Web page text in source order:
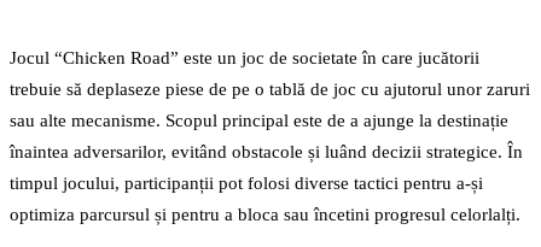
Jocul “Chicken Road” este un joc de societate în care jucătorii
trebuie să deplaseze piese de pe o tablă de joc cu ajutorul unor zaruri
sau alte mecanisme. Scopul principal este de a ajunge la destinație
înaintea adversarilor, evitând obstacole și luând decizii strategice. În
timpul jocului, participanții pot folosi diverse tactici pentru a-și
optimiza parcursul și pentru a bloca sau încetini progresul celorlalți.